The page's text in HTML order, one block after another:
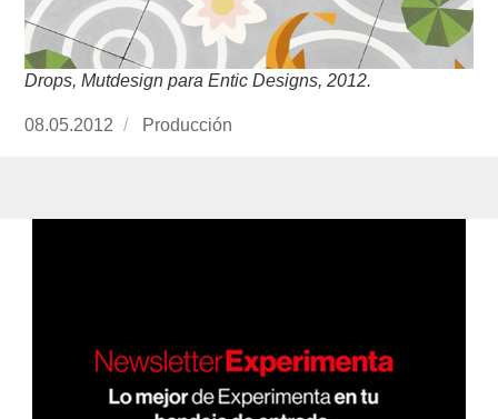
Drops, Mutdesign para Entic Designs, 2012.
Publicado
08.05.2012 https://www.experimenta.es/author/
Producción